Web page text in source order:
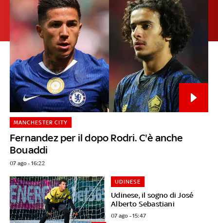
Fernandez per il dopo Rodri. C'è anche
Bouaddi
MANCHESTER CITY
07 ago - 16:22
Udinese, il sogno di José
Alberto Sebastiani
UDINESE
07 ago - 15:47